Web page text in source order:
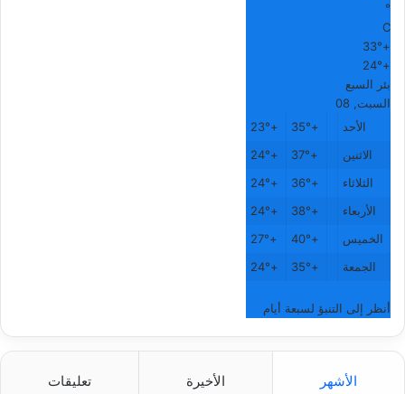
°
C
+
33°
+
24°
بئر السبع
السبت, 08
الأحد
+
35°
+
23°
الاثنين
+
37°
+
24°
الثلاثاء
+
36°
+
24°
الأربعاء
+
38°
+
24°
الخميس
+
40°
+
27°
الجمعة
+
35°
+
24°
أنظر إلى التنبؤ لسبعة أيام
الأشهر الأخيرة تعليقات